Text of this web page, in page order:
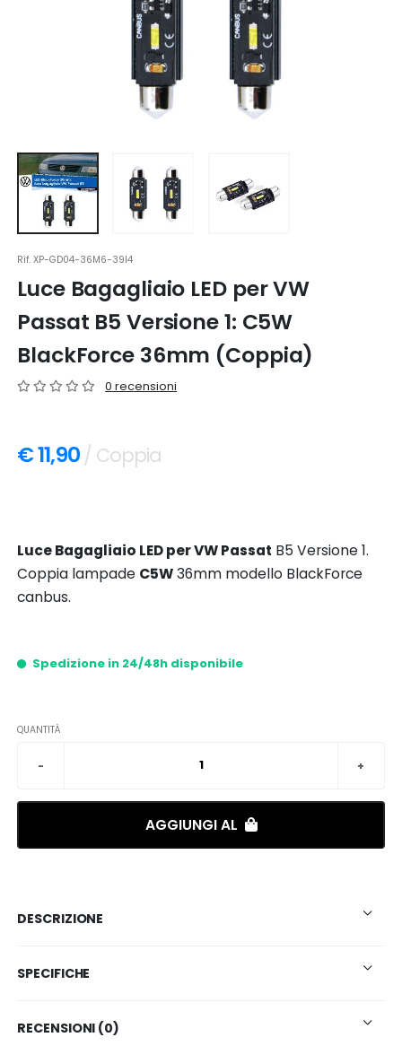
Rif.XP-GD04-36M6-39I4
Luce Bagagliaio LED per VW
Passat B5 Versione 1: C5W
BlackForce 36mm (Coppia)
0 recensioni
€ 11,90 / Coppia
Luce Bagagliaio LED per VW Passat B5 Versione 1.
Coppia lampade C5W36mm modello BlackForce
canbus.
Spedizione in 24/48h disponibile
QUANTITÀ
AGGIUNGI AL
DESCRIZIONE
SPECIFICHE
RECENSIONI (0)